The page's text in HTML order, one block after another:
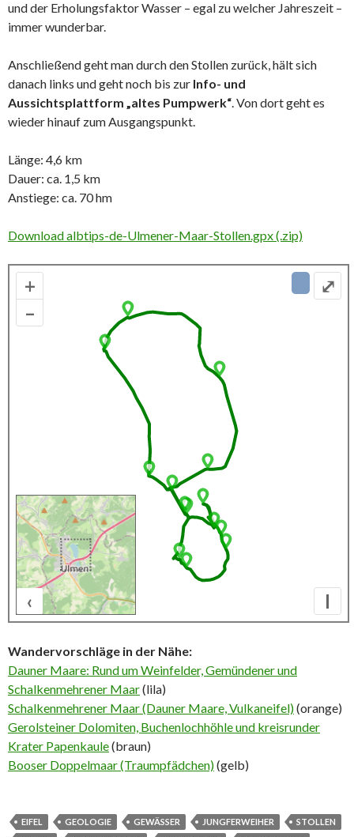
und der Erholungsfaktor Wasser – egal zu welcher Jahreszeit –
immer wunderbar.
Anschließend geht man durch den Stollen zurück, hält sich
danach links und geht noch bis zur Info- und
Aussichtsplattform „altes Pumpwerk“. Von dort geht es
wieder hinauf zum Ausgangspunkt.
Länge: 4,6 km
Dauer: ca. 1,5 km
Anstiege: ca. 70 hm
Download albtips-de-Ulmener-Maar-Stollen.gpx (.zip)
+
–
I
500 m
‹
⤢
Wandervorschläge in der Nähe:
Dauner Maare: Rund um Weinfelder, Gemündener und
Schalkenmehrener Maar(lila)
Schalkenmehrener Maar (Dauner Maare, Vulkaneifel)(orange)
Gerolsteiner Dolomiten, Buchenlochhöhle und kreisrunder
Krater Papenkaule(braun)
Booser Doppelmaar (Traumpfädchen)(gelb)
EIFEL GEOLOGIE GEWÄSSER JUNGFERWEIHER
STOLLEN